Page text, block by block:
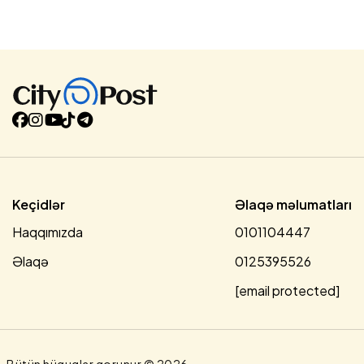
Sazişinin mətninin ilkin paraflanması münasibətilə fikir
mübadiləsi aparıblar.Tərəflər sülh prosesinin
irəlilədilməsində Prezident Donald Trampın və Amerika
Birləşmiş Ştatları Hökumətinin oynadığı mühüm rolu xüsusi
Keçidlər
Haqqımızda
Əlaqə
Əlaqə məlumatları
0101104447
0125395526
[email protected]